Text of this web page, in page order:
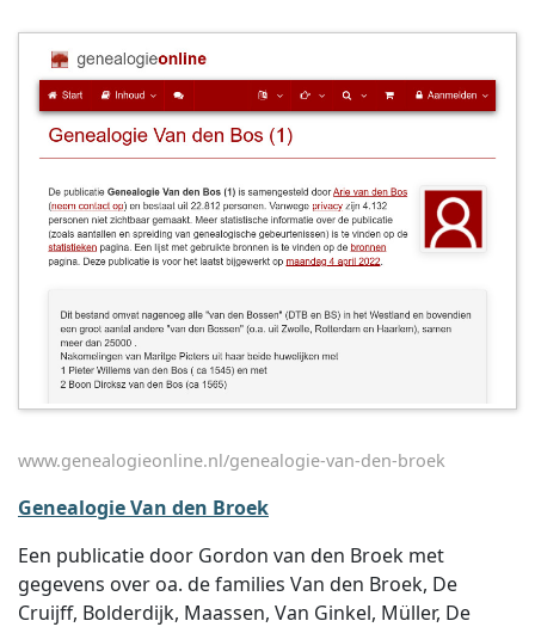
www.genealogieonline.nl/genealogie-van-den-broek
Genealogie Van den Broek
Een publicatie door Gordon van den Broek met
gegevens over oa. de families Van den Broek, De
Cruijff, Bolderdijk, Maassen, Van Ginkel, Müller, De